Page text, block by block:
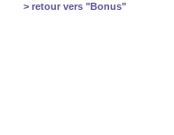
> retour vers "Bonus"